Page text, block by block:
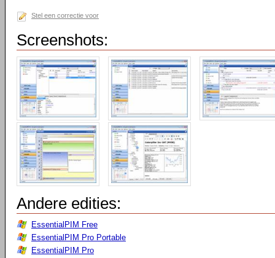
Stel een correctie voor
Screenshots:
Andere edities:
EssentialPIM Free
EssentialPIM Pro Portable
EssentialPIM Pro